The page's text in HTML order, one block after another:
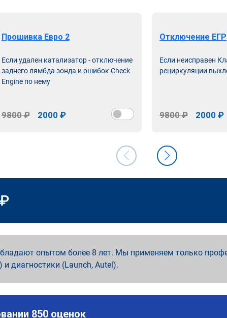
Прошивка Евро 2
Если удален катализатор - отключение
заднего лямбда зонда и ошибок Check
Engine по нему
9800 ₽ 2000 ₽
Отключение ЕГР
Если неисправен
рециркуляции
9800 ₽ 2000 ₽
₽
опытом более 8 лет. Мы применяем только
и диагностики (Launch, Autel).
850 оценок